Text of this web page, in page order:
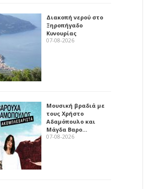
Διακοπή νερού στο
Ξηροπήγαδο
Κυνουρίας
07-08-2026
Μουσική βραδιά με
τους Χρήστο
Αδαμόπουλο και
Μάγδα Βαρο…
07-08-2026